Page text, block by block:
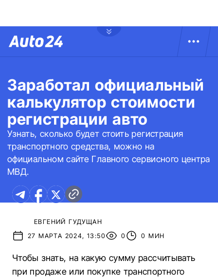
Заработал официальный
калькулятор стоимости
регистрации авто
Узнать, сколько будет стоить регистрация
транспортного средства, можно на
официальном сайте Главного сервисного центра
МВД.
ЕВГЕНИЙ ГУДУЩАН
27 МАРТА 2024, 13:50
0 0 МИН
Чтобы знать, на какую сумму рассчитывать
при продаже или покупке транспортного